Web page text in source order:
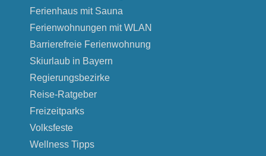
Ferienhaus mit Sauna
Ferienwohnungen mit WLAN
Barrierefreie Ferienwohnung
Skiurlaub in Bayern
Regierungsbezirke
Reise-Ratgeber
Freizeitparks
Volksfeste
Wellness Tipps